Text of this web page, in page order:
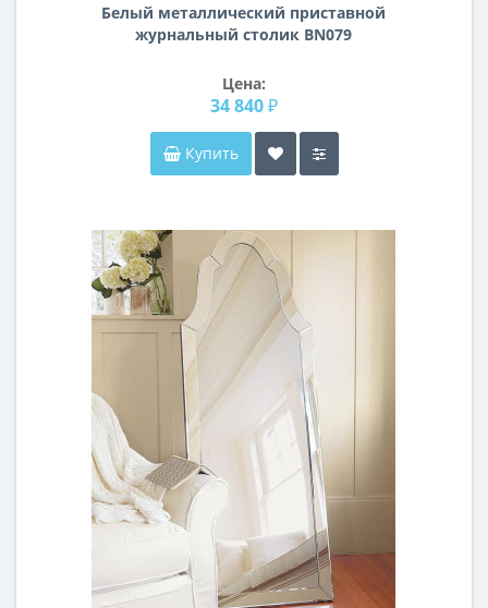
Белый металлический приставной
журнальный столик BN079
Цена:
34 840 ₽
Купить